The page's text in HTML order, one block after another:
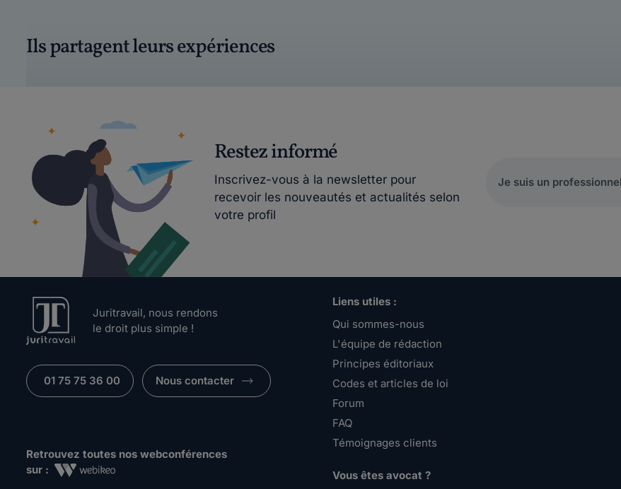
Ils partagent leurs expériences
Restez informé
Inscrivez-vous à la newsletter pour
recevoir les nouveautés et actualités selon
votre profil
Juritravail, nous rendons
le droit plus simple !
01 75 75 36 00 Nous contacter
Retrouvez toutes nos webconférences
sur :
Liens utiles :
Qui sommes-nous
L'équipe de rédaction
Principes éditoriaux
Codes et articles de loi
Forum
FAQ
Témoignages clients
Vous êtes avocat ?